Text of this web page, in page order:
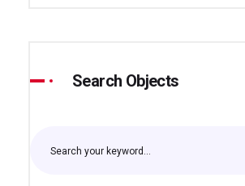
Search Objects